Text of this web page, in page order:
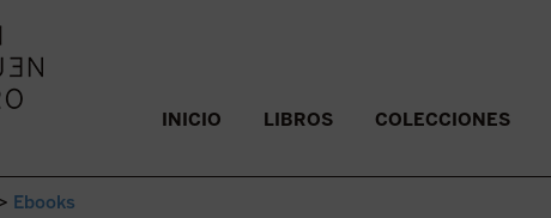
INICIO LIBROS COLECCIONES
Ebooks